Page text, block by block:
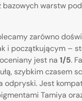
bazowych warstw
zarówno
i początkującym –
jest na 1/5.
szybkim czasem
odpryski. Jest
Tamiya